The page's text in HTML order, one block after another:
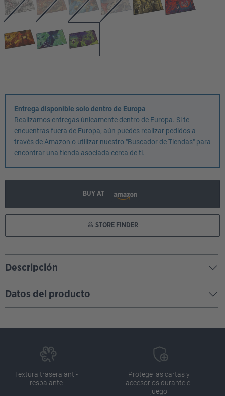
Entrega disponible solo dentro de Europa
Realizamos entregas únicamente dentro de Europa. Si te
encuentras fuera de Europa, aún puedes realizar pedidos a
través de Amazon o utilizar nuestro "Buscador de Tiendas" para
encontrar una tienda asociada cerca de ti.
BUY AT
STORE FINDER
Descripción
Datos del producto
Textura trasera anti-
resbalante
Protege las cartas y
accesorios durante el
juego